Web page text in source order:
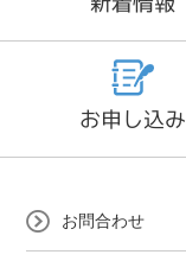
お申し込み
お問合わせ